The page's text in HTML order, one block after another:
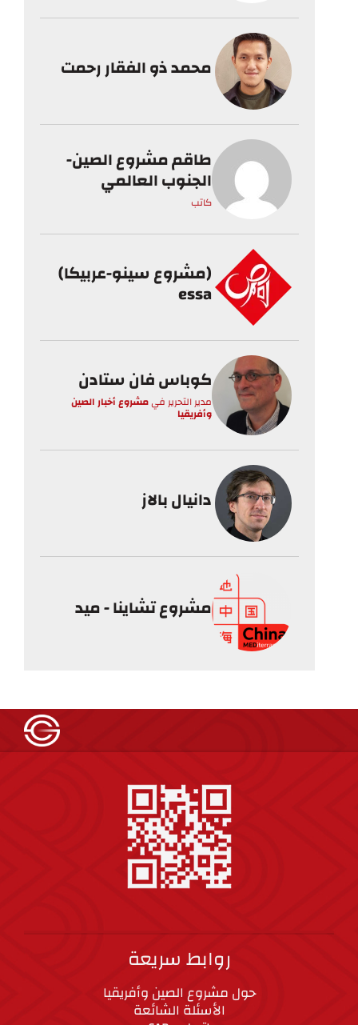
محمد ذو الفقار رحمت
طاقم مشروع الصين-
الجنوب العالمي
كاتب
(مشروع سينو-عربيكا)
essa
كوباس فان ستادن
مدير التحرير فيمشروع أخبار الصين
وأفريقيا
دانيال بالاز
مشروع تشاينا - ميد
روابط سريعة
حول مشروع الصين وأفريقيا
الأسئلة الشائعة